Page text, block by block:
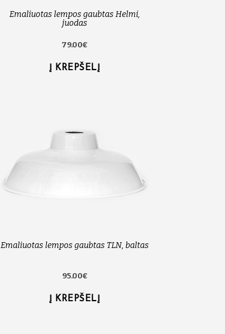
Emaliuotas lempos gaubtas Helmi,
juodas
79.00€
Į KREPŠELĮ
Emaliuotas lempos gaubtas TLN, baltas
95.00€
Į KREPŠELĮ